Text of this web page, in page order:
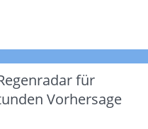
für
Vorhersage